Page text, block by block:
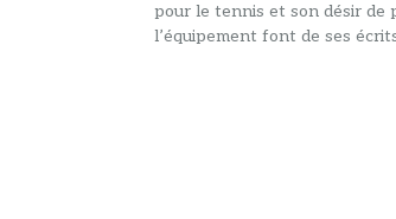
pour le tennis et son désir de
l’équipement font de ses